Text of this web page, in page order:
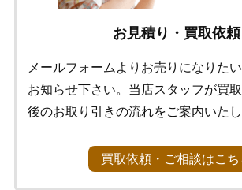
お見積り・買取依頼
メールフォームよりお売りになりた
お知らせ下さい。当店スタッフが買
後のお取り引きの流れをご案内いたし
買取依頼・ご相談はこち